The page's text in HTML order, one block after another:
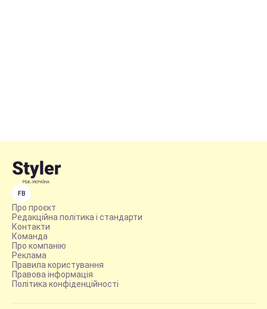
FB
Про проєкт
Редакційна політика і стандарти
Контакти
Команда
Про компанію
Реклама
Правила користування
Правова інформація
Політика конфіденційності